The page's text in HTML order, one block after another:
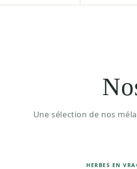
Une sélection de nos
HERBES EN